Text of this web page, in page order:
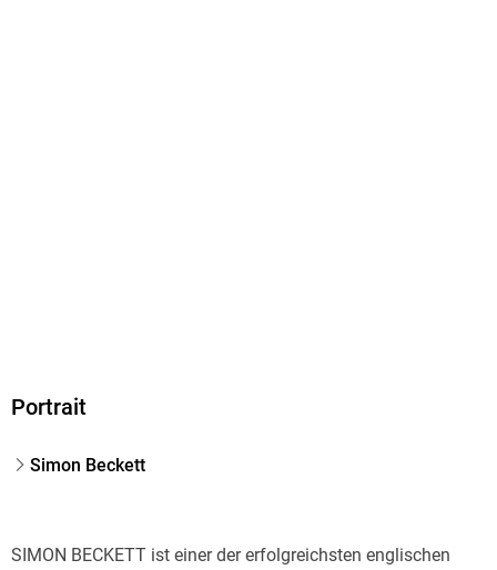
Portrait
Simon Beckett
SIMON BECKETT ist einer der erfolgreichsten englischen